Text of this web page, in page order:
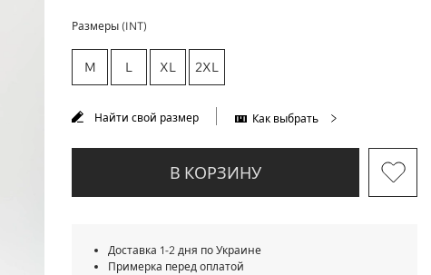
Размеры (INT)
M L XL 2XL
Найти свой размер Как выбрать
В КОРЗИНУ
Доставка 1-2 дня по Украине
Примерка перед оплатой